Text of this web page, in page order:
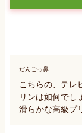
だんごっ鼻
こちらの、テレ
リンは如何でし
滑らかな高級プ